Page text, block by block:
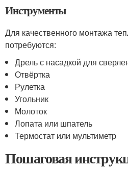
Инструменты
Для качественного монтажа
потребуются:
Дрель с насадкой для
Отвёртка
Рулетка
Угольник
Молоток
Лопата или шпатель
Термостат или мультиметр
Пошаговая